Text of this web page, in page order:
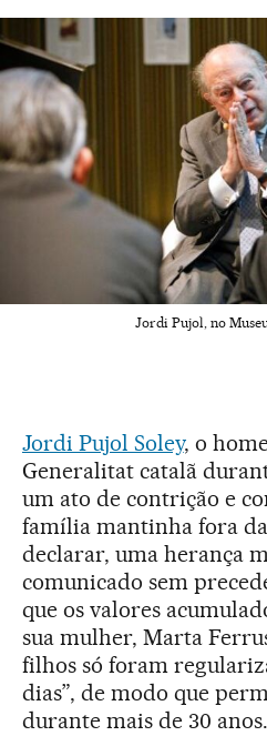
Jordi Pujol, no
Jordi Pujol Soley, o
Generalitat catalã
um ato de contrição e
família mantinha fora
declarar, uma herança
comunicado sem
que os valores
sua mulher, Marta
filhos só foram
dias”, de modo que
durante mais de 30 anos.